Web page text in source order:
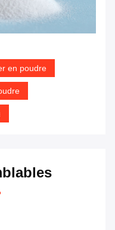
en poudre